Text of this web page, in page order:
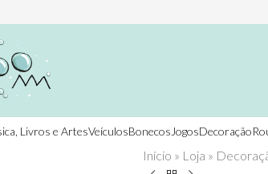
Livros e ArtesVeículosBonecos JogosDecoração
Início » Loja »